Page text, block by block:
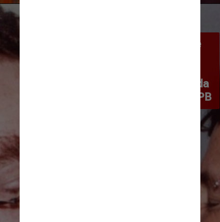
Nando lembra dos discos que
distintos e até então opostos da
música brasileira: o rock e a MPB